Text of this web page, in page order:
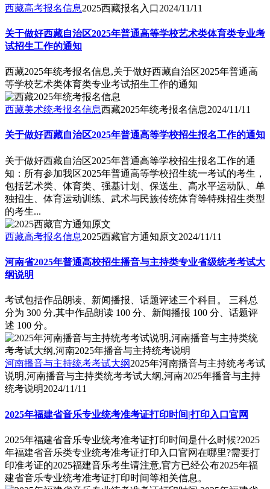
西藏高考报名信息2025西藏报名入口2024/11/11
关于做好西藏自治区2025年普通高等学校艺术类体育类专业考
试招生工作的通知
西藏2025年统考报名信息,关于做好西藏自治区2025年普通高
等学校艺术类体育类专业考试招生工作的通知
西藏美术统考报名信息西藏2025年统考报名信息2024/11/11
关于做好西藏自治区2025年普通高等学校招生报名工作的通知
关于做好西藏自治区2025年普通高等学校招生报名工作的通
知：所有参加我区2025年普通高等学校招生统一考试的考生，
包括艺术类、体育类、强基计划、保送生、高水平运动队、单
独招生、体育运动训练、武术与民族传统体育等特殊招生类型
的考生...
西藏高考报名信息2025西藏官方通知原文2024/11/11
河南省2025年普通高校招生播音与主持类专业省级统考考试大
纲说明
考试包括作品朗读、新闻播报、话题评述三个科目。 三科总
分为 300 分,其中作品朗读 100 分、新闻播报 100 分、话题评
述 100 分。
河南播音与主持统考考试大纲2025年河南播音与主持统考考试
说明,河南播音与主持类统考考试大纲,河南2025年播音与主持
统考说明2024/11/11
2025年福建省音乐专业统考准考证打印时间|打印入口官网
2025年福建省音乐专业统考准考证打印时间是什么时候?2025
年福建省音乐类专业统考准考证打印入口官网在哪里?需要打
印准考证的2025福建音乐考生请注意,官方已经公布2025年福
建省音乐专业统考准考证打印时间等相关信息。